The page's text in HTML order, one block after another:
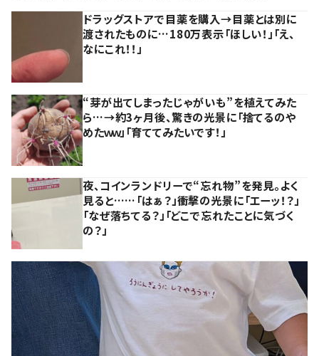
ドラッグストアで目薬を購入→目薬とは別に
渡されたものに…180万表示「ほしい！」「え、
なにこれ！！」
“芽が出てしまったじゃがいも”を植えてみた
ら…→約3ヶ月後、驚きの光景に「捨てるのや
めたｗｗ」「育ててみたいです！」
夜、コインランドリーで“忘れ物”を発見。よく
見ると……「はぁ？」衝撃の光景に「エーッ！？」
「なぜ落ちてる？」「どこで忘れたことに気づく
の？」